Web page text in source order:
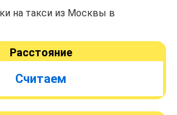
на такси из Москвы в
Расстояние
Считаем